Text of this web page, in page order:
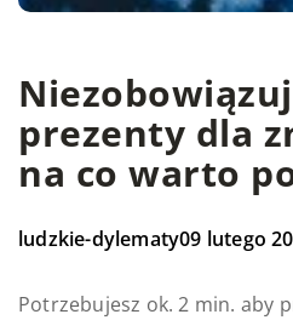
prezenty dla
na co warto
ludzkie-dylematy09 lutego
Potrzebujesz ok. 2 min. aby